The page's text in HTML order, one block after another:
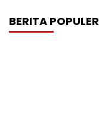
BERITA POPULER